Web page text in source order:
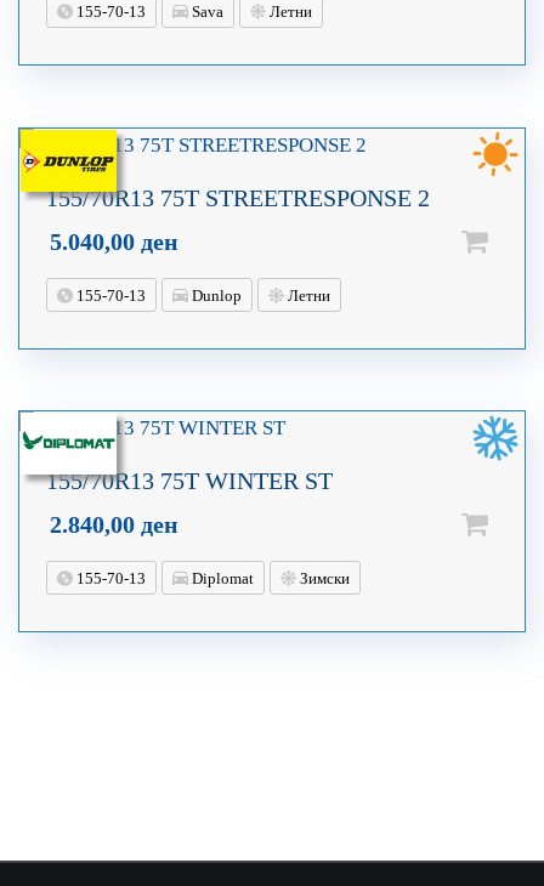
155-70-13 Sava Летни
155/70R13 75T STREETRESPONSE 2
5.040,00 ден
155-70-13 Dunlop Летни
155/70R13 75T WINTER ST
2.840,00 ден
155-70-13 Diplomat Зимски